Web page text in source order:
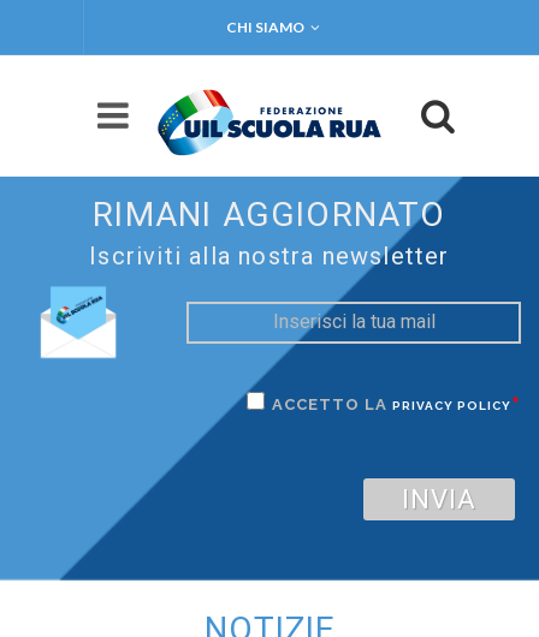
CHI SIAMO
RIMANI AGGIORNATO
Iscriviti alla nostra newsletter
ACCETTO LA PRIVACY POLICY*
INVIA
NOTIZIE